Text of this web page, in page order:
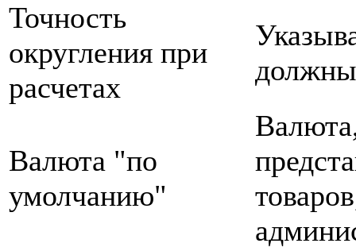
Точность
округления при
расчетах
должны
Валюта "по
умолчанию"